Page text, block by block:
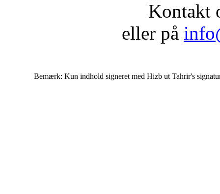
Kontakt
eller på
Bemærk: Kun indhold signeret med Hizb ut Tahrir's